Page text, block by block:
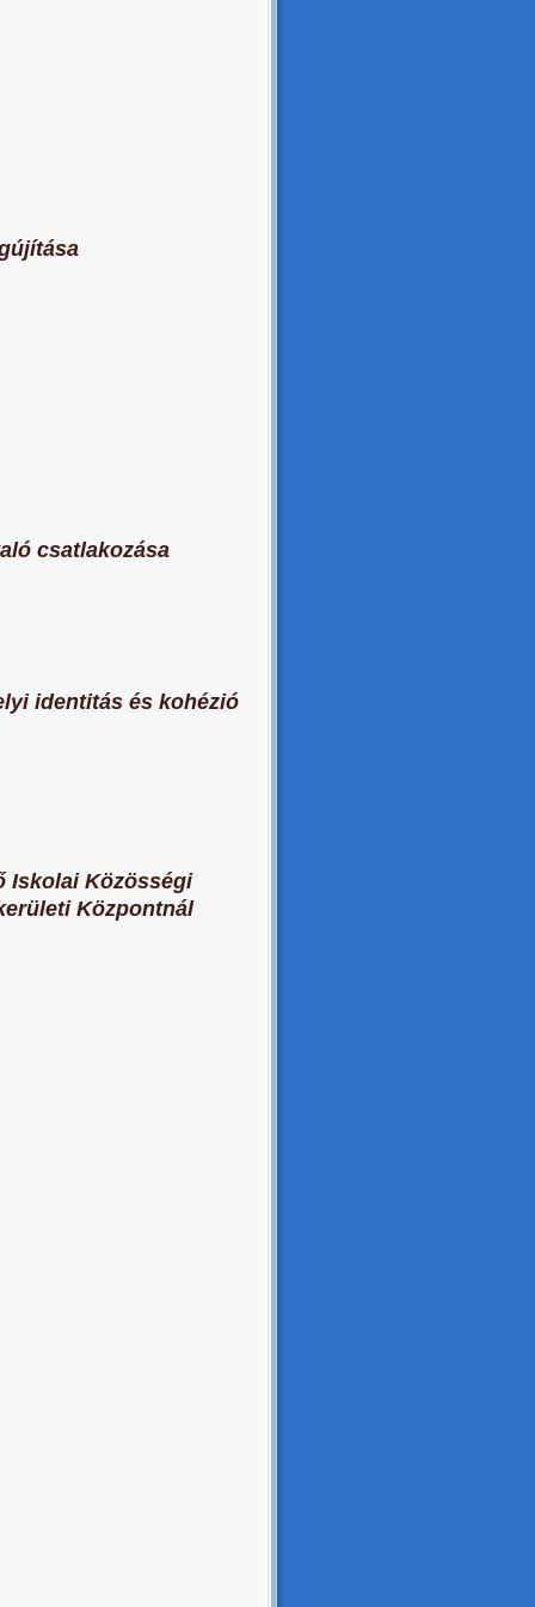
csatlakozása
identitás és kohézió
Iskolai Közösségi
Központnál